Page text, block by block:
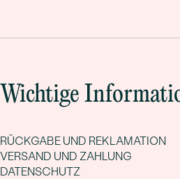
Wichtige
RÜCKGABE UND REKLAMATION
VERSAND UND ZAHLUNG
DATENSCHUTZ